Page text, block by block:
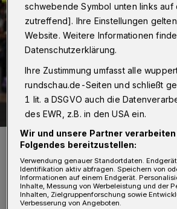
Christina Honsel.
Foto: Dirk Freund
schwebende Symbol unten links auf
zutreffend]. Ihre Einstellungen
Website. Weitere Informationen
Datenschutzerklärung.
Ihre Zustimmung umfasst alle
rundschau.de-Seiten und schließt
1 lit. a DSGVO auch die
des EWR, z.B. in den USA ein.
Wir und unsere Partner
Folgendes bereitzustellen:
Verwendung genauer Standortdaten.
Identifikation aktiv abfragen. Speichern von
Informationen auf einem Endgerät.
Inhalte, Messung von Werbeleistung und der
Inhalten, Zielgruppenforschung sowie
Verbesserung von Angeboten.